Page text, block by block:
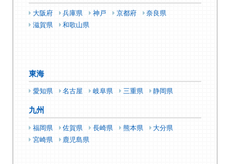
大阪府 兵庫県 神戸 京都府
奈良県
滋賀県
和歌山県
東海
愛知県 名古屋 岐阜県 三重県 静岡県
九州
福岡県 佐賀県 長崎県 熊本県
大分県
宮崎県
鹿児島県